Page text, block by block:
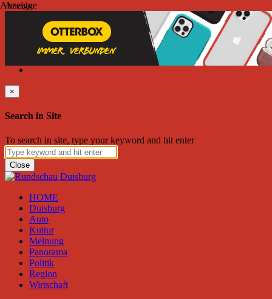
Freitag, August 07, 2026
Friend on Facebook Follow on Twitter
Subscribe to RSS
×
Search in Site
To search in site, type your keyword and hit enter
Close
HOME
Duisburg
Auto
Kultur
Meinung
Panorama
Politik
Region
Wirtschaft
Anzeige
Anzeige